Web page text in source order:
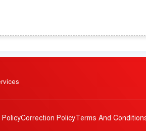
PolicyCorrection PolicyTerms And